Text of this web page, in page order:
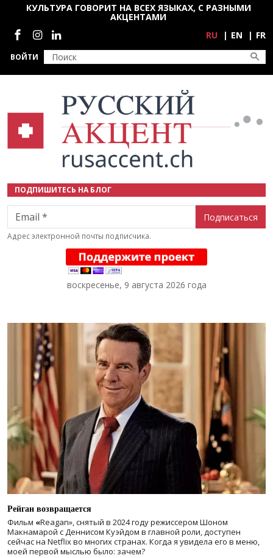
Перейти к основному содержанию
ВОЙТИ
КУЛЬТУРА ГОВОРИТ НА ВСЕХ ЯЗЫКАХ, С РАЗНЫМИ
АКЦЕНТАМИ
Социальные сети
RU EN FR
ПОДПИШИТЕСЬ НА БЛОГ
Email
Адрес электронной почты подписчика.
воскресенье, 9 августа 2026 года
Рейган возвращается
Фильм «Reagan», снятый в 2024 годурежиссером Шоном
Макнамарой с Деннисом Куэйдом в главной роли, доступен
сейчас на Netflix во многих странах. Когда я увидела его в меню,
моей первой мыслью было: зачем?